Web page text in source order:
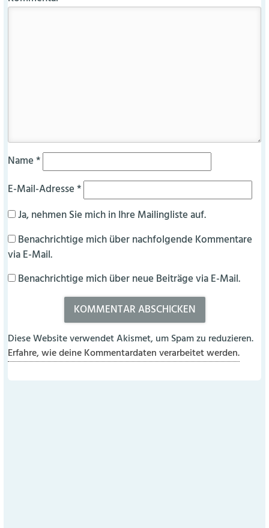
Name*
E-Mail-Adresse*
Ja, nehmen Sie mich in Ihre Mailingliste auf.
Benachrichtige mich über nachfolgende Kommentare
via E-Mail.
Benachrichtige mich über neue Beiträge via E-Mail.
Diese Website verwendet Akismet, um Spam zu reduzieren.
Erfahre, wie deine Kommentardaten verarbeitet werden.